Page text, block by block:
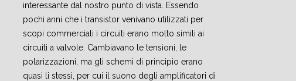
interessante dal nostro punto di vista. Essendo
pochi anni che i transistor venivano utilizzati per
scopi commerciali i circuiti erano molto simili ai
circuiti a valvole. Cambiavano le tensioni, le
polarizzazioni, ma gli schemi di principio erano
quasi li stessi, per cui il suono degli amplificatori di